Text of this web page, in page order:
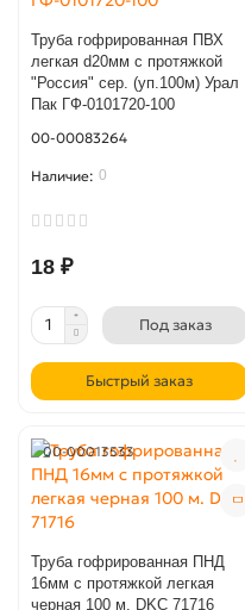
Труба гофрированная ПВХ
легкая d20мм с протяжкой
"Россия" сер. (уп.100м) Урал
Пак ГФ-0101720-100
00-00083264
0
18 ₽
Под заказ
Быстрый заказ
00-00013533
Труба гофрированная ПНД
16мм с протяжкой легкая
черная 100 м. DKC 71716